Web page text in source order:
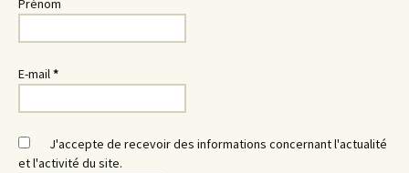
Prénom
E-mail*
J'accepte de recevoir des informations concernant l'actualité
et l'activité du site.